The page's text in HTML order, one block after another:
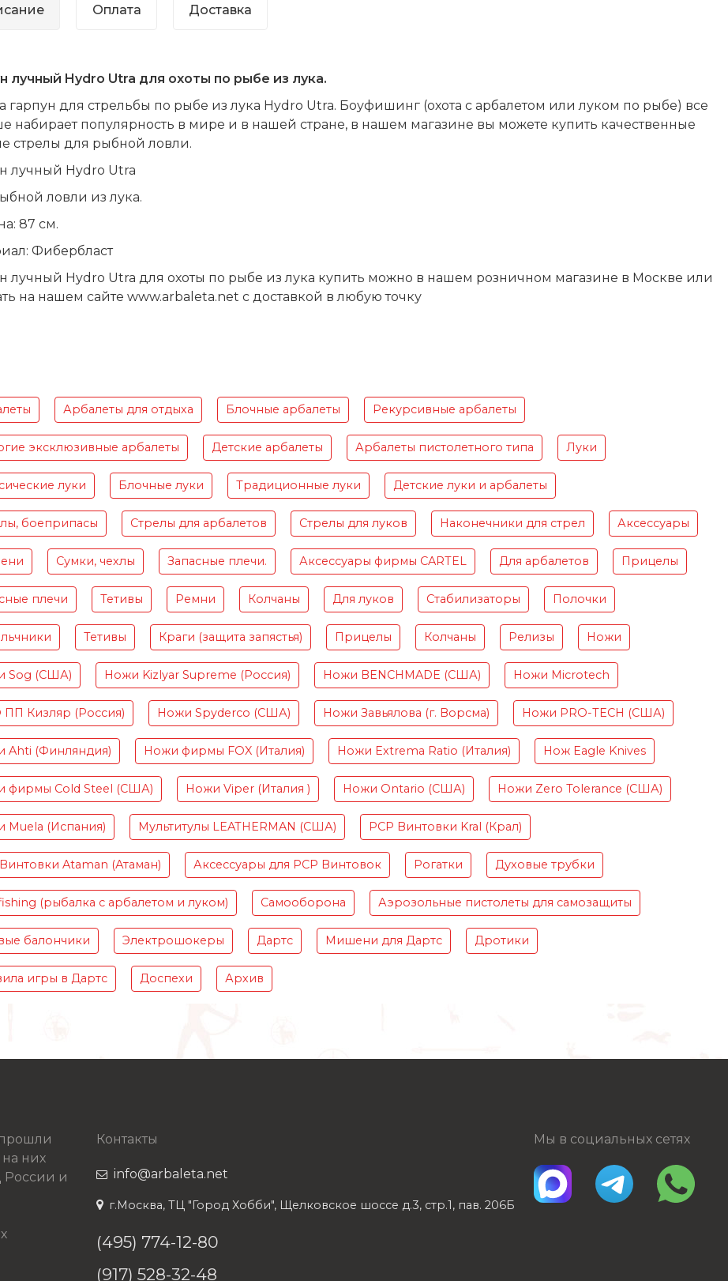
Оплата Доставка
лучный Hydro Utra для охоты по рыбе из лука.
гарпун для стрельбы по рыбе из лука Hydro Utra. Боуфишинг (охота с арбалетом или луком по рыбе) все
набирает популярность в мире и в нашей стране, в нашем магазине вы можете купить качественные
стрелы для рыбной ловли.
лучный Hydro Utra
ловли из лука.
87 см.
Фибербласт
лучный Hydro Utra для охоты по рыбе из лука купить можно в нашем розничном магазине в Москве или
на нашем сайте www.arbaleta.net с доставкой в любую точку
Арбалеты для отдыха Блочные арбалеты Рекурсивные арбалеты
эксклюзивные арбалеты Детские арбалеты Арбалеты пистолетного типа Луки
луки Блочные луки Традиционные луки Детские луки и арбалеты
боеприпасы Стрелы для арбалетов Стрелы для луков Наконечники для стрел Аксессуары
Сумки, чехлы Запасные плечи. Аксессуары фирмы CARTEL Для арбалетов Прицелы
плечи Тетивы Ремни Колчаны Для луков Стабилизаторы Полочки
Тетивы Краги (защита запястья) Прицелы Колчаны Релизы Ножи
Sog (США) Ножи Kizlyar Supreme (Россия) Ножи BENCHMADE (США) Ножи Microtech
Кизляр (Россия) Ножи Spyderco (США) Ножи Завьялова (г. Ворсма) Ножи PRO-TECH (США)
Ahti (Финляндия) Ножи фирмы FOX (Италия) Ножи Extrema Ratio (Италия) Нож Eagle Knives
фирмы Cold Steel (США) Ножи Viper (Италия ) Ножи Ontario (США) Ножи Zero Tolerance (США)
Muela (Испания) Мультитулы LEATHERMAN (США) PCP Винтовки Kral (Крал)
Ataman (Атаман) Аксессуары для PCP Винтовок Рогатки Духовые трубки
(рыбалка с арбалетом и луком) Самооборона Аэрозольные пистолеты для самозащиты
балончики Электрошокеры Дартс Мишени для Дартс Дротики
игры в Дартс Доспехи Архив
них
и
Контакты
info@arbaleta.net
г.Москва, ТЦ "Город Хобби", Щелковское шоссе д.3, стр.1, пав. 206Б
(495) 774-12-80
(917) 528-32-48
Мы в социальных сетях